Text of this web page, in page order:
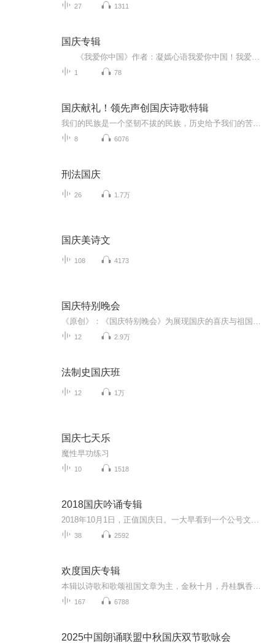
27 1311
国庆专辑
1 78
国庆献礼！领先声创国庆诗歌特辑
8 6076
刑法国庆
26 1.7万
国庆美诗文
108 4173
国庆特别晚会
12 2.9万
法制史国庆班
12 1万
国庆七天乐
魔性早功练习
10 1518
2018国庆吟诵专辑
38 2592
欢度国庆专辑
167 6788
2025中国朗诵联盟中秋国庆双节歌咏会